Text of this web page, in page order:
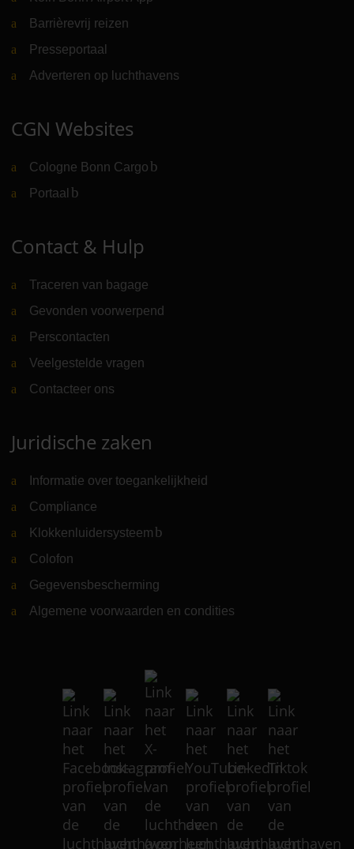
Barrièrevrij reizen
Presseportaal
Adverteren op luchthavens
CGN Websites
Cologne Bonn Cargo (Link naar externe website)
Portaal (Link naar externe website)
Contact & Hulp
Traceren van bagage
Gevonden voorwerpend
Perscontacten
Veelgestelde vragen
Contacteer ons
Juridische zaken
Informatie over toegankelijkheid
Compliance
Klokkenluidersysteem (Link naar externe website)
Colofon
Gegevensbescherming
Algemene voorwaarden en condities